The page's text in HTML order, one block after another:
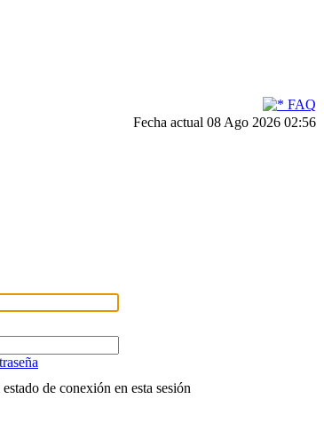
FAQ
Fecha actual 08 Ago 2026 02:56
de conexión en esta sesión